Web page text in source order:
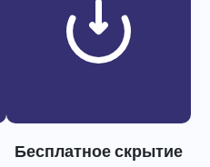
Бесплатное скрытие